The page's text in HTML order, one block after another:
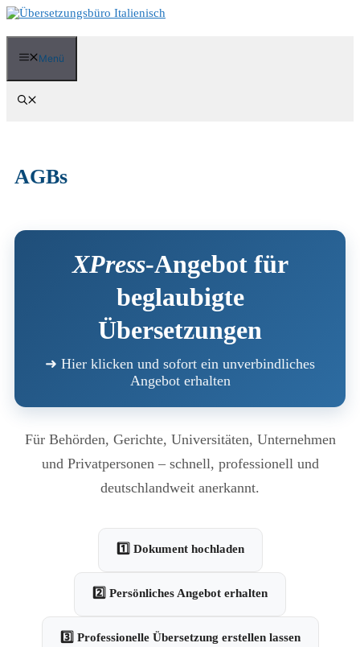
Zum
springen
Menü
AGBs
XPress-Angebot für
beglaubigte
Übersetzungen
➜ Hier klicken und sofort ein unverbindliches
Angebot erhalten
Für Behörden, Gerichte, Universitäten, Unternehmen
und Privatpersonen – schnell, professionell und
deutschlandweit anerkannt.
1️⃣ Dokument hochladen
2️⃣ Persönliches Angebot erhalten
3️⃣ Professionelle Übersetzung erstellen lassen